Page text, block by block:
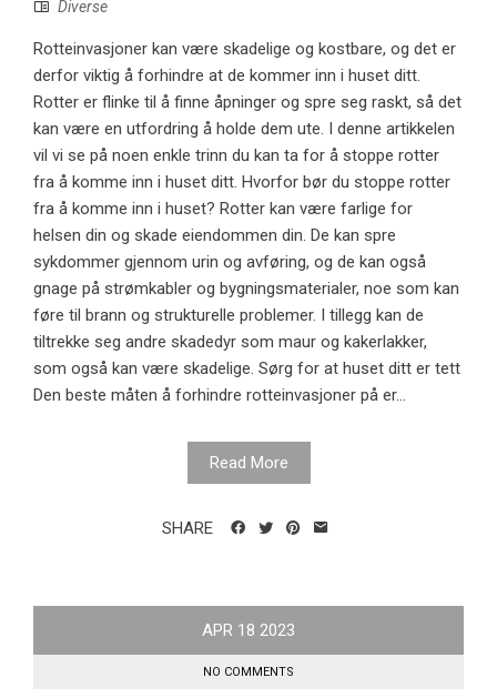
Diverse
Rotteinvasjoner kan være skadelige og kostbare, og det er
derfor viktig å forhindre at de kommer inn i huset ditt.
Rotter er flinke til å finne åpninger og spre seg raskt, så det
kan være en utfordring å holde dem ute. I denne artikkelen
vil vi se på noen enkle trinn du kan ta for å stoppe rotter
fra å komme inn i huset ditt. Hvorfor bør du stoppe rotter
fra å komme inn i huset? Rotter kan være farlige for
helsen din og skade eiendommen din. De kan spre
sykdommer gjennom urin og avføring, og de kan også
gnage på strømkabler og bygningsmaterialer, noe som kan
føre til brann og strukturelle problemer. I tillegg kan de
tiltrekke seg andre skadedyr som maur og kakerlakker,
som også kan være skadelige. Sørg for at huset ditt er tett
Den beste måten å forhindre rotteinvasjoner på er...
Read More
SHARE
APR 18 2023
NO COMMENTS